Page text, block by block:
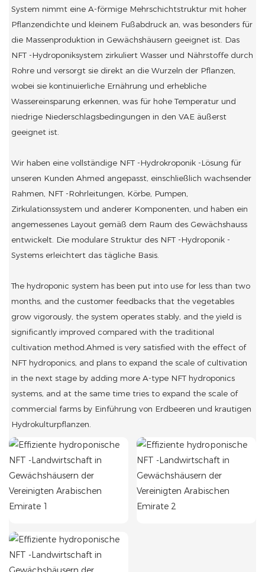
System nimmt eine A-förmige Mehrschichtstruktur mit hoher
Pflanzendichte und kleinem Fußabdruck an, was besonders für
die Massenproduktion in Gewächshäusern geeignet ist. Das
NFT -Hydroponiksystem zirkuliert Wasser und Nährstoffe durch
Rohre und versorgt sie direkt an die Wurzeln der Pflanzen,
wobei sie kontinuierliche Ernährung und erhebliche
Wassereinsparung erkennen, was für hohe Temperatur und
niedrige Niederschlagsbedingungen in den VAE äußerst
geeignet ist.
Wir haben eine vollständige NFT -Hydrokroponik -Lösung für
unseren Kunden Ahmed angepasst, einschließlich wachsender
Rahmen, NFT -Rohrleitungen, Körbe, Pumpen,
Zirkulationssystem und anderer Komponenten, und haben ein
angemessenes Layout gemäß dem Raum des Gewächshauss
entwickelt. Die modulare Struktur des NFT -Hydroponik -
Systems erleichtert das tägliche Basis.
The hydroponic system has been put into use for less than two
months, and the customer feedbacks that the vegetables
grow vigorously, the system operates stably, and the yield is
significantly improved compared with the traditional
cultivation method.Ahmed is very satisfied with the effect of
NFT hydroponics, and plans to expand the scale of cultivation
in the next stage by adding more A-type NFT hydroponics
systems, and at the same time tries to expand the scale of
commercial farms by Einführung von Erdbeeren und krautigen
Hydrokulturpflanzen.